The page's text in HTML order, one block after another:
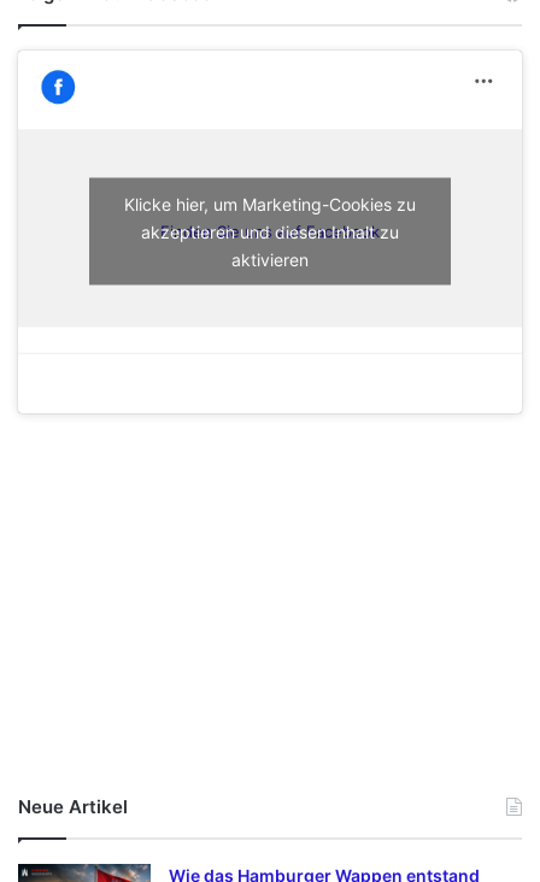
Finden Sie uns auf Facebook
Klicke hier, um Marketing-Cookies zu
akzeptieren und diesen Inhalt zu
aktivieren
Neue Artikel
Wie das Hamburger Wappen entstand